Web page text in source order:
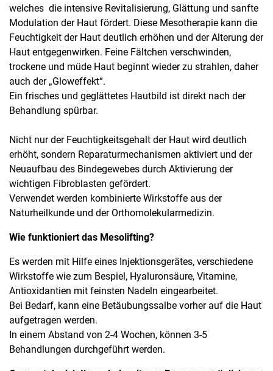
welches die intensive Revitalisierung, Glättung und sanfte
Modulation der Haut fördert. Diese Mesotherapie kann die
Feuchtigkeit der Haut deutlich erhöhen und der Alterung der
Haut entgegenwirken. Feine Fältchen verschwinden,
trockene und müde Haut beginnt wieder zu strahlen, daher
auch der „Gloweffekt“.
Ein frisches und geglättetes Hautbild ist direkt nach der
Behandlung spürbar.
Nicht nur der Feuchtigkeitsgehalt der Haut wird deutlich
erhöht, sondern Reparaturmechanismen aktiviert und der
Neuaufbau des Bindegewebes durch Aktivierung der
wichtigen Fibroblasten gefördert.
Verwendet werden kombinierte Wirkstoffe aus der
Naturheilkunde und der Orthomolekularmedizin.
Wie funktioniert das Mesolifting?
Es werden mit Hilfe eines Injektionsgerätes, verschiedene
Wirkstoffe wie zum Bespiel, Hyaluronsäure, Vitamine,
Antioxidantien mit feinsten Nadeln eingearbeitet.
Bei Bedarf, kann eine Betäubungssalbe vorher auf die Haut
aufgetragen werden.
In einem Abstand von 2-4 Wochen, können 3-5
Behandlungen durchgeführt werden.